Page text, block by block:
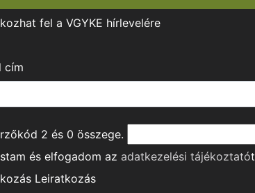
fel a VGYKE hírlevelére
cím
2 és 0 összege.
és elfogadom az adatkezelési tájékoztatót
Leiratkozás